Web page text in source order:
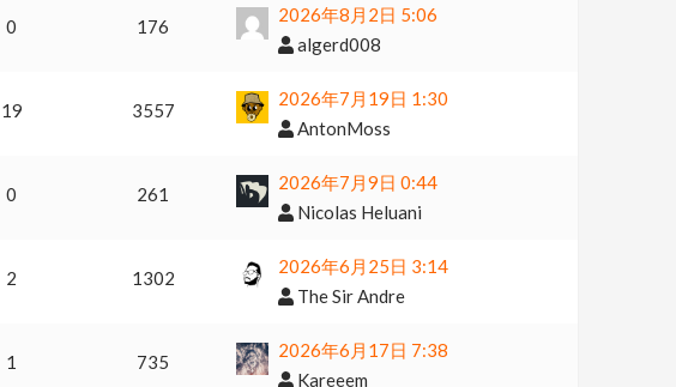
0 176
2026年8月2日 5:06
algerd008
19 3557
2026年7月19日 1:30
AntonMoss
0 261
2026年7月9日 0:44
Nicolas Heluani
2 1302
2026年6月25日 3:14
The Sir Andre
1 735
2026年6月17日 7:38
Kareeem